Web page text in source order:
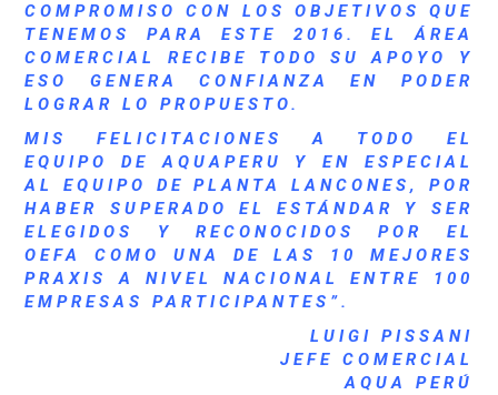
COMPROMISO CON LOS OBJETIVOS QUE
TENEMOS PARA ESTE 2016. EL ÁREA
COMERCIAL RECIBE TODO SU APOYO Y
ESO GENERA CONFIANZA EN PODER
LOGRAR LO PROPUESTO.
MIS FELICITACIONES A TODO EL
EQUIPO DEAQUAPERU
Y EN ESPECIAL
AL EQUIPO DE PLANTA LANCONES, POR
HABER SUPERADO EL ESTÁNDAR Y SER
ELEGIDOS Y RECONOCIDOS POR EL
OEFA COMO UNA DE LAS 10 MEJORES
PRAXIS A NIVEL NACIONAL ENTRE 100
EMPRESAS PARTICIPANTES”.
LUIGI PISSANI
JEFE COMERCIAL
AQUA PERÚ